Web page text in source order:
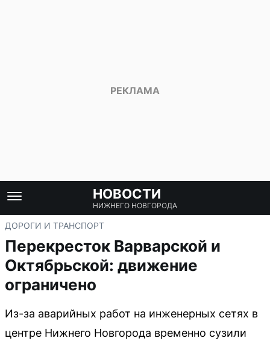
НОВОСТИ
НИЖНЕГО НОВГОРОДА
ДОРОГИ И ТРАНСПОРТ
Перекресток Варварской и
Октябрьской: движение
ограничено
Из-за аварийных работ на инженерных сетях в
центре Нижнего Новгорода временно сузили